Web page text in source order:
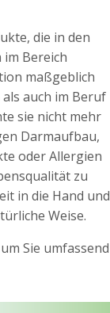
die in den
Bereich
maßgeblich
auch im Beruf
sie nicht mehr
Darmaufbau,
oder Allergien
zu
in die Hand und
Weise.
Sie umfassend